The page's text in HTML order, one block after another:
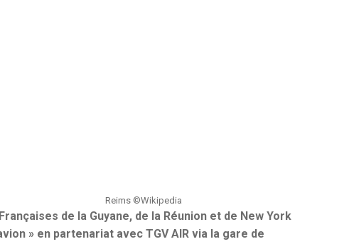
Reims ©Wikipedia
de la Guyane, de la Réunion et de New York
» en partenariat avec TGV AIR via la gare de